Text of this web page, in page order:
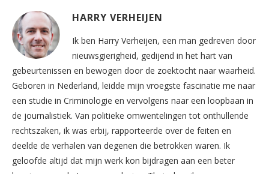
HARRY VERHEIJEN
Ik ben Harry Verheijen, een man gedreven door
nieuwsgierigheid, gedijend in het hart van
gebeurtenissen en bewogen door de zoektocht naar waarheid.
Geboren in Nederland, leidde mijn vroegste fascinatie me naar
een studie in Criminologie en vervolgens naar een loopbaan in
de journalistiek. Van politieke omwentelingen tot onthullende
rechtszaken, ik was erbij, rapporteerde over de feiten en
deelde de verhalen van degenen die betrokken waren. Ik
geloofde altijd dat mijn werk kon bijdragen aan een beter